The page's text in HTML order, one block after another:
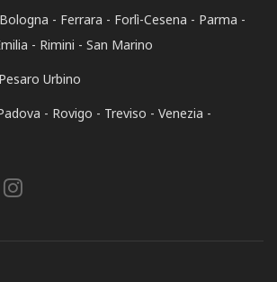
Bologna Ferrara Forlì-Cesena
Parma
Rimini
San Marino
Pesaro Urbino
Rovigo Treviso
Venezia